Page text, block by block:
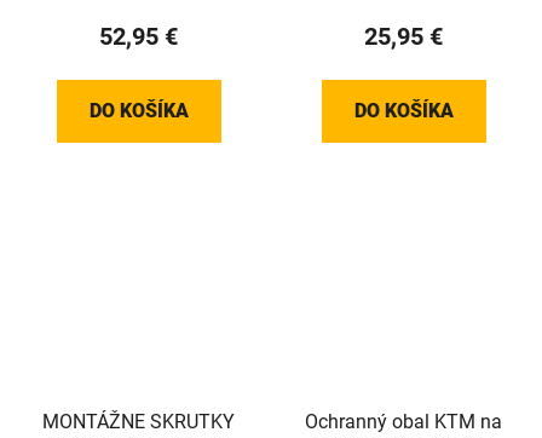
52,95 €
DO KOŠÍKA
25,95 €
DO KOŠÍKA
MONTÁŽNE SKRUTKY
Ochranný obal KTM na